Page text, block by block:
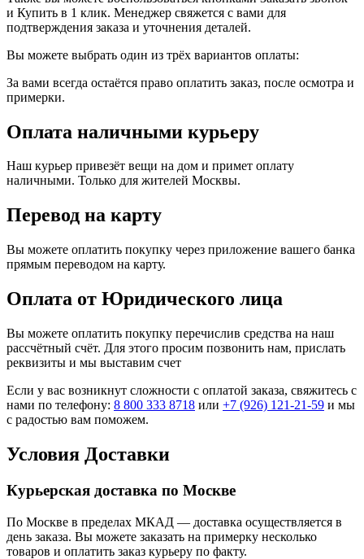
и Купить в 1 клик. Менеджер свяжется с вами для
подтверждения заказа и уточнения деталей.
Вы можете выбрать один из трёх вариантов оплаты:
За вами всегда остаётся право оплатить заказ, после осмотра и
примерки.
Оплата наличными курьеру
Наш курьер привезёт вещи на дом и примет оплату
наличными. Только для жителей Москвы.
Перевод на карту
Вы можете оплатить покупку через приложение вашего банка
прямым переводом на карту.
Оплата от Юридического лица
Вы можете оплатить покупку перечислив средства на наш
рассчётный счёт. Для этого просим позвонить нам, прислать
реквизиты и мы выставим счет
Если у вас возникнут сложности с оплатой заказа, свяжитесь с
нами по телефону: 8 800 333 8718 или +7 (926) 121-21-59 и мы
с радостью вам поможем.
Условия Доставки
Курьерская доставка по Москве
По Москве в пределах МКАД — доставка осуществляется в
день заказа. Вы можете заказать на примерку несколько
товаров и оплатить заказ курьеру по факту.